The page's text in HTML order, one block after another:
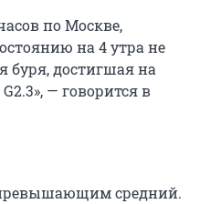
по Москве,
на 4 утра не
буря, достигшая на
— говорится в
превышающим средний.